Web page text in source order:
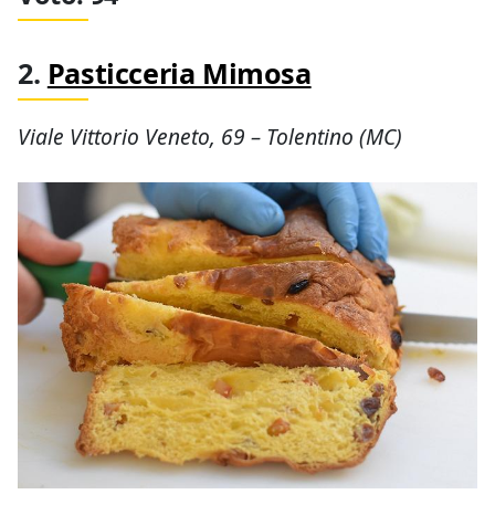
quel di Pompei, ha conquistato il podio.
Mentre spolpavo la sua fetta di panettone,
farcitura, ho assistito rapita allo spettacolo
della vaniglia che si liberava.
Voto: 94
2.Pasticceria Mimosa
Viale Vittorio Veneto, 69 – Tolentino (MC)